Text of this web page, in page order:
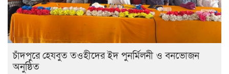
চাঁদপুরে হেযবুত তওহীদের ইদ পুনর্মিলনী ও বনভোজন
অনুষ্ঠিত